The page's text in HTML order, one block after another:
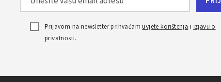
Prijavom na newsletter prihvaćamuvjete korištenja i izjavu o
privatnosti.